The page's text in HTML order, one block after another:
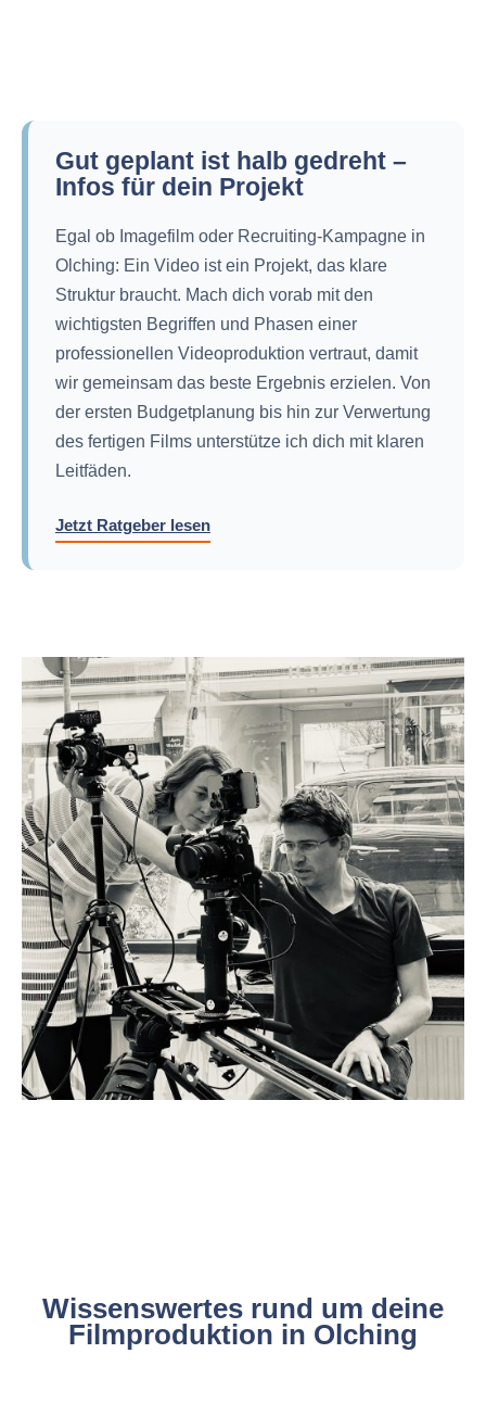
Gut geplant ist halb gedreht –
Infos für dein Projekt
Egal ob Imagefilm oder Recruiting-Kampagne in
Olching: Ein Video ist ein Projekt, das klare
Struktur braucht. Mach dich vorab mit den
wichtigsten Begriffen und Phasen einer
professionellen Videoproduktion vertraut, damit
wir gemeinsam das beste Ergebnis erzielen. Von
der ersten Budgetplanung bis hin zur Verwertung
des fertigen Films unterstütze ich dich mit klaren
Leitfäden.
Jetzt Ratgeber lesen
Wissenswertes rund um deine
Filmproduktion in Olching